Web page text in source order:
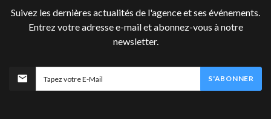
Suivez les dernières actualités de l'agence et ses événements.
Entrez votre adresse e-mail et abonnez-vous à notre
newsletter.
S'ABONNER